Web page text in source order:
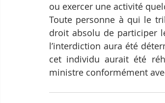
ou exercer une activité
Toute personne à qui le
droit absolu de participer
l’interdiction aura été
cet individu aurait été
ministre conformément